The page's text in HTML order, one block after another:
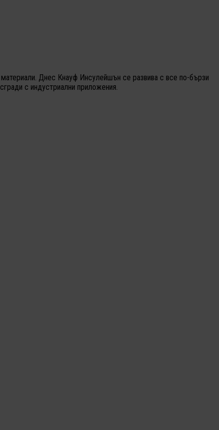
Днес Кнауф Инсулейшън се развива с все по-бързи
с индустриални приложения.